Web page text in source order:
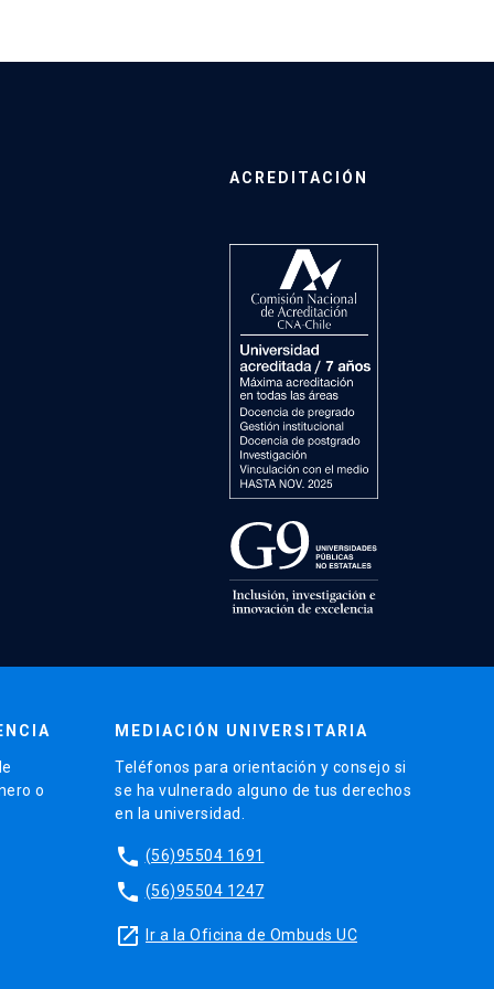
ACREDITACIÓN
o
MEDIACIÓN UNIVERSITARIA
Teléfonos para orientación y consejo si
se ha vulnerado alguno de tus derechos
en la universidad.
phone (56)95504 1691
phone (56)95504 1247
launch Ir a la Oficina de Ombuds UC